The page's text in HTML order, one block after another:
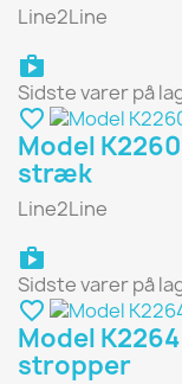
Line2Line
Sidste varer på
favorite_border
Model
stræk
Line2Line
Sidste varer på
favorite_border
Model
stropper